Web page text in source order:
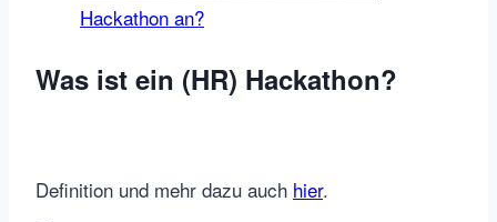
Hackathon an?
Was ist ein (HR) Hackathon?
Definition und mehr dazu auch hier.